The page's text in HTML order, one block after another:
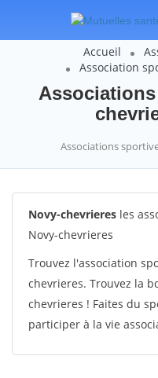
Accueil
Association
Associations
Novy-chevrieres les
Novy-chevrieres
Trouvez l'association
chevrieres. Trouvez la
chevrieres ! Faites du
participer à la vie